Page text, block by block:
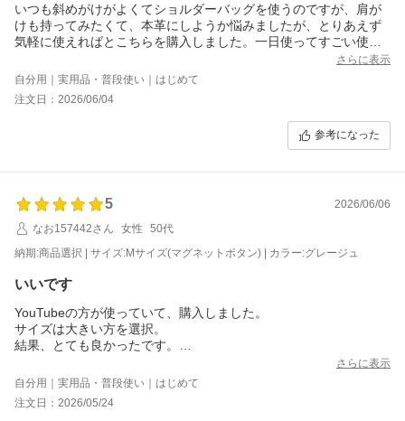
いつも斜めがけがよくてショルダーバッグを使うのですが、肩が
けも持ってみたくて、本革にしようか悩みましたが、とりあえず
気軽に使えればとこちらを購入しました。一日使ってすごい使い
やすい！荷物もぽんぽんはいる、、色違いがほしい！と購入画面
を見たらブラックが、八月からしか入らないと見てがっかりしま
した。
とりあえず今のグレージュを使いこなします。
さらに表示
自分用｜実用品・普段使い｜はじめて
注文日：2026/06/04
参考になった
5
2026/06/06
なお157442さん
女性
50代
納期:商品選択 | サイズ:Mサイズ(マグネットボタン) | カラー:グレージュ
いいです
YouTubeの方が使っていて、購入しました。
サイズは大きい方を選択。
結果、とても良かったです。
傘や水筒など全部入るし、バッグの中に入れる袋も付属されてお
り、大変便利でした
さらに表示
自分用｜実用品・普段使い｜はじめて
注文日：2026/05/24